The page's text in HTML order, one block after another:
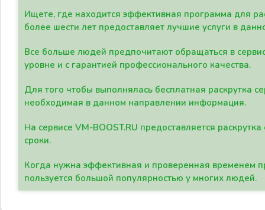
Ищете, где находится эффективная программа для
более шести лет предоставляет лучшие услуги в
Все больше людей предпочитают обращаться в
уровне и с гарантией профессионального качества.
Для того чтобы выполнялась бесплатная раскрутка
необходимая в данном направлении информация.
На сервисе VM-BOOST.RU предоставляется
сроки.
Когда нужна эффективная и проверенная временем
пользуется большой популярностью у многих людей.